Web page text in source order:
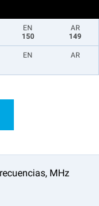
EN
150
AR
149
EN AR